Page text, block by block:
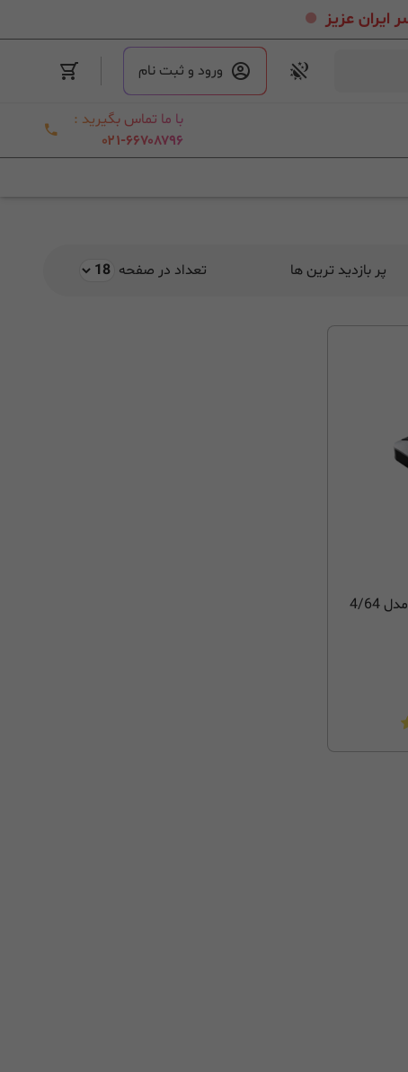
ورود و ثبت نام
با ما تماس بگیرید :
۰۲۱-۶۶۷۰۸۷۹۶
پر بازدید ترین ها تعداد در صفحه